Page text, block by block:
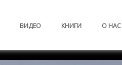
ВИДЕО КНИГИ О НАС